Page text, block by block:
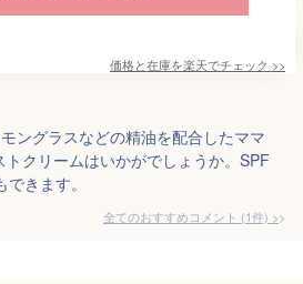
価格と在庫を楽天でチェック >>
ングラスなどの精油を配合したママ
クリームはいかがでしょうか。SPF
きます。
全てのおすすめコメント (1件) >